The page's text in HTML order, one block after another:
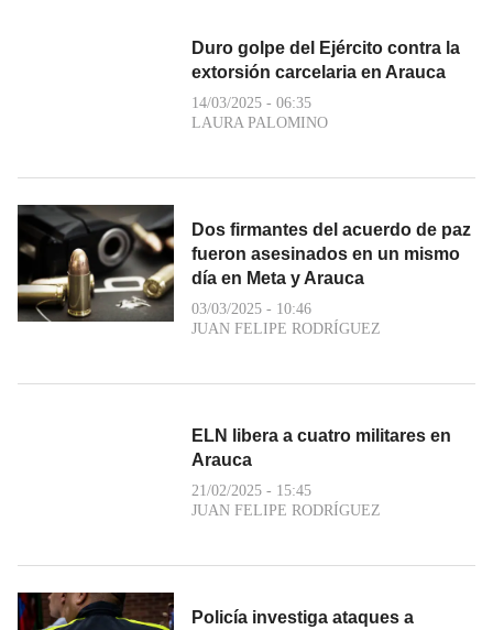
Duro golpe del Ejército contra la
extorsión carcelaria en Arauca
14/03/2025 - 06:35
LAURA PALOMINO
Dos firmantes del acuerdo de paz
fueron asesinados en un mismo
día en Meta y Arauca
03/03/2025 - 10:46
JUAN FELIPE RODRÍGUEZ
ELN libera a cuatro militares en
Arauca
21/02/2025 - 15:45
JUAN FELIPE RODRÍGUEZ
Policía investiga ataques a